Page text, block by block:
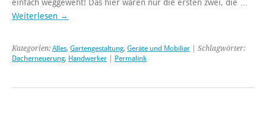
einfach weggeweht! Das hier waren nur die ersten zwei, die …
Weiterlesen →
Kategorien: Alles, Gartengestaltung, Geräte und Mobiliar | Schlagwörter:
Dacherneuerung, Handwerker Permalink